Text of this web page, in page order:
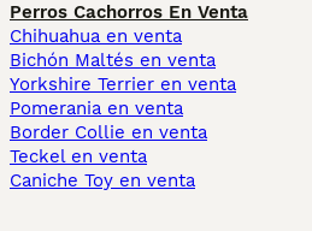
Perros Cachorros En Venta
Chihuahua en venta
Bichón Maltés en venta
Yorkshire Terrier en venta
Pomerania en venta
Border Collie en venta
Teckel en venta
Caniche Toy en venta